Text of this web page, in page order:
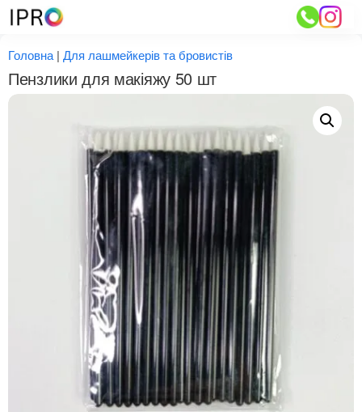
Перейти
до
Головна | Для лашмейкерів та бровистів
Пензлики для макіяжу 50 шт